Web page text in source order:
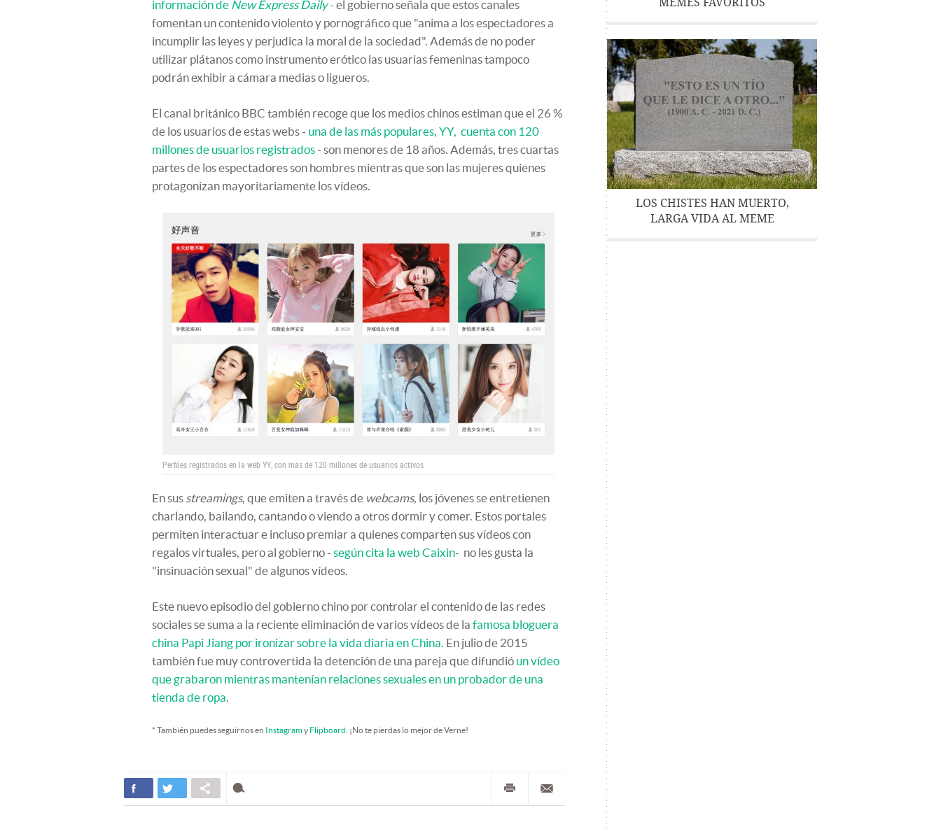
información de New Express Daily- el gobierno señala que estos canales
fomentan un contenido violento y pornográfico que "anima a los espectadores a
incumplir las leyes y perjudica la moral de la sociedad". Además de no poder
utilizar plátanos como instrumento erótico las usuarias femeninas tampoco
podrán exhibir a cámara medias o ligueros.
El canal británico BBC también recoge que los medios chinos estiman que el 26 %
de los usuarios de estas webs - una de las más populares, YY, cuenta con 120
millones de usuarios registrados- son menores de 18 años. Además, tres cuartas
partes de los espectadores son hombres mientras que son las mujeres quienes
protagonizan mayoritariamente los vídeos.
Perfiles registrados en la web YY, con más de 120 millones de usuarios activos
En sus streamings, que emiten a través de webcams, los jóvenes se entretienen
charlando, bailando, cantando o viendo a otros dormir y comer. Estos portales
permiten interactuar e incluso premiar a quienes comparten sus vídeos con
regalos virtuales, pero al gobierno - según cita la web Caixin- no les gusta la
"insinuación sexual" de algunos vídeos.
Este nuevo episodio del gobierno chino por controlar el contenido de las redes
sociales se suma a la reciente eliminación de varios vídeos de la famosa bloguera
china Papi Jiang por ironizar sobre la vida diaria en China. En julio de 2015
también fue muy controvertida la detención de una pareja que difundió un vídeo
que grabaron mientras mantenían relaciones sexuales en un probador de una
tienda de ropa.
* También puedes seguirnos en Instagramy Flipboard . ¡No te pierdas lo mejor de Verne!
LOS CHISTES HAN MUERTO,
LARGA VIDA AL MEME